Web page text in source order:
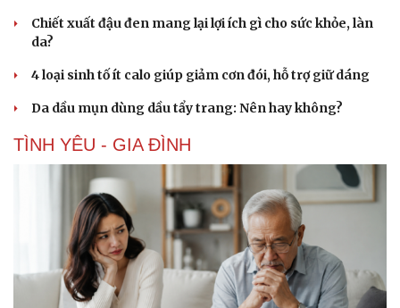
Dinh dưỡng - món ngon
Sản phụ khoa
Nhi khoa
Nam khoa
Phòng mạch online
Ăn sạch sống khỏe
Nhà đẹp
Tình yêu - Gia đình
Chiết xuất đậu đen mang lại lợi ích gì cho sức khỏe, làn
da?
4 loại sinh tố ít calo giúp giảm cơn đói, hỗ trợ giữ dáng
Da dầu mụn dùng dầu tẩy trang: Nên hay không?
TÌNH YÊU - GIA ĐÌNH